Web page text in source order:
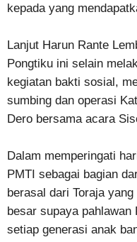
kepada yang
Lanjut Harun Rante
Pongtiku ini selain
kegiatan bakti sosial,
sumbing dan operasi
Dero bersama acara
Dalam memperingati
PMTI sebagai bagian
berasal dari Toraja
besar supaya pahlawan
setiap generasi anak